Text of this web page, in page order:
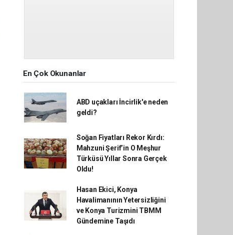
En Çok Okunanlar
ABD uçakları İncirlik'e neden
geldi?
Soğan Fiyatları Rekor Kırdı:
Mahzuni Şerif’in O Meşhur
Türküsü Yıllar Sonra Gerçek
Oldu!
Hasan Ekici, Konya
Havalimanının Yetersizliğini
ve Konya Turizmini TBMM
Gündemine Taşıdı